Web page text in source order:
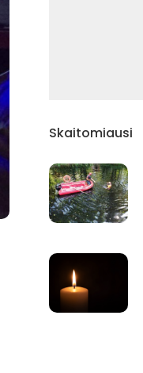
Skaitomiausi